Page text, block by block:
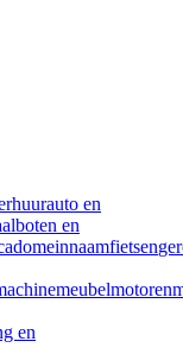
auto en
boten en
domeinnaamfietsen
meubelmotoren
en